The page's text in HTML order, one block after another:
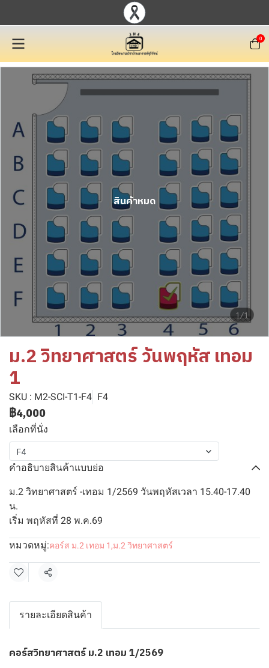
0
1/1
สินค้าหมด
ม.2 วิทยาศาสตร์ วันพฤหัส เทอม
1
SKU : M2-SCI-T1-F4 F4
฿4,000
เลือกที่นั่ง
F4
คำอธิบายสินค้าแบบย่อ
ม.2 วิทยาศาสตร์ -เทอม 1/2569 วันพฤหัสเวลา 15.40-17.40
น.
เริ่ม พฤหัสที่ 28 พ.ค.69
หมวดหมู่:คอร์ส ม.2 เทอม 1 ,ม.2 วิทยาศาสตร์
แชร์
รายละเอียดสินค้า
คอร์สวิทยาศาสตร์ ม.2 เทอม 1/2569